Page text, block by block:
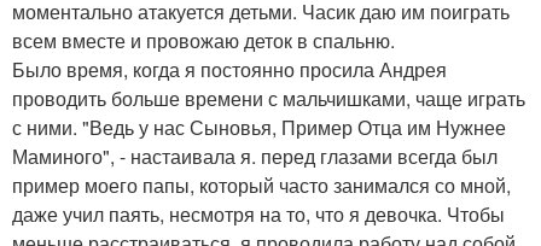
моментально атакуется детьми. Часик даю им поиграть
всем вместе и провожаю деток в спальню.
Было время, когда я постоянно просила Андрея
проводить больше времени с мальчишками, чаще играть
с ними. "Ведь у нас Сыновья, Пример Отца им Нужнее
Маминого", - настаивала я. перед глазами всегда был
пример моего папы, который часто занимался со мной,
даже учил паять, несмотря на то, что я девочка. Чтобы